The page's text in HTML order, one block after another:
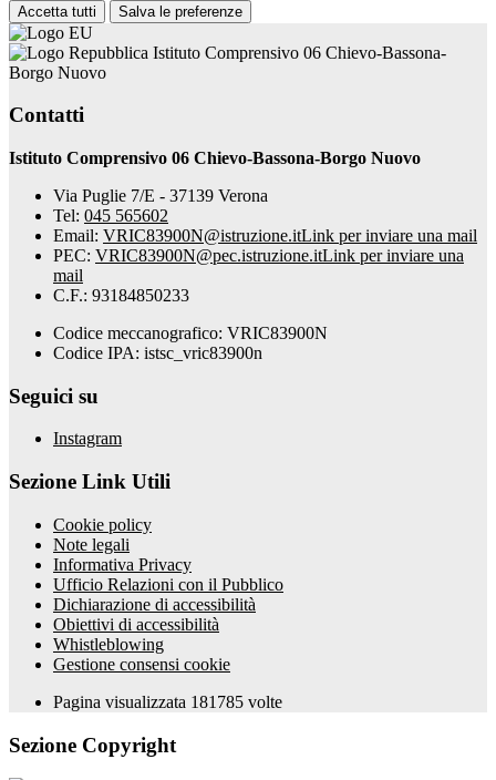
Accetta tutti Salva le preferenze
Istituto Comprensivo 06 Chievo-Bassona-
Borgo Nuovo
Contatti
Istituto Comprensivo 06 Chievo-Bassona-Borgo Nuovo
Via Puglie 7/E - 37139 Verona
Tel: 045 565602
Email: VRIC83900N@istruzione.itLink per inviare una mail
PEC: VRIC83900N@pec.istruzione.itLink per inviare una
mail
C.F.: 93184850233
Codice meccanografico: VRIC83900N
Codice IPA: istsc_vric83900n
Seguici su
Instagram
Sezione Link Utili
Cookie policy
Note legali
Informativa Privacy
Ufficio Relazioni con il Pubblico
Dichiarazione di accessibilità
Obiettivi di accessibilità
Whistleblowing
Gestione consensi cookie
Pagina visualizzata 181785 volte
Sezione Copyright